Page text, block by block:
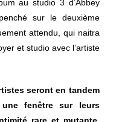
au studio 3 d’Abbey
sur le deuxième
attendu, qui naitra
et studio avec l’artiste
seront en tandem
fenêtre sur leurs